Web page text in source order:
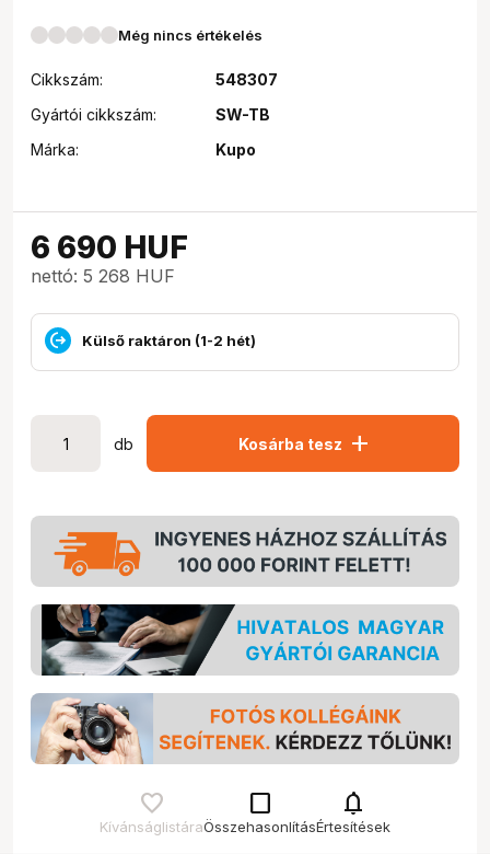
Még nincs értékelés
Cikkszám:
548307
Gyártói cikkszám:
SW-TB
Márka:
Kupo
6 690 HUF
nettó: 5 268 HUF
Külső raktáron (1-2 hét)
db Kosárba tesz add
Kívánságlistára
check_box_outline_blank
Összehasonlítás
notifications
Értesítések